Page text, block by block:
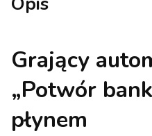
Grający
„Potwór
płynem